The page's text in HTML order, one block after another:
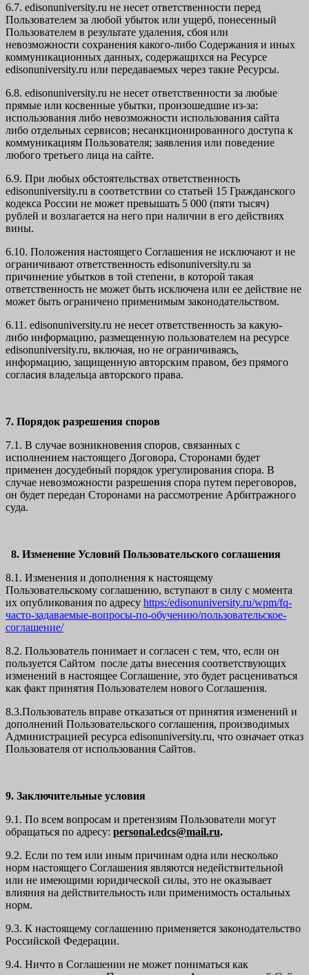
6.7. edisonuniversity.ru не несет ответственности перед
Пользователем за любой убыток или ущерб, понесенный
Пользователем в результате удаления, сбоя или
невозможности сохранения какого-либо Содержания и иных
коммуникационных данных, содержащихся на Ресурсе
edisonuniversity.ru или передаваемых через такие Ресурсы.
6.8. edisonuniversity.ru не несет ответственности за любые
прямые или косвенные убытки, произошедшие из-за:
использования либо невозможности использования сайта
либо отдельных сервисов; несанкционированного доступа к
коммуникациям Пользователя; заявления или поведение
любого третьего лица на сайте.
6.9. При любых обстоятельствах ответственность
edisonuniversity.ru в соответствии со статьей 15 Гражданского
кодекса России не может превышать 5 000 (пяти тысяч)
рублей и возлагается на него при наличии в его действиях
вины.
6.10. Положения настоящего Соглашения не исключают и не
ограничивают ответственность edisonuniversity.ru за
причинение убытков в той степени, в которой такая
ответственность не может быть исключена или ее действие не
может быть ограничено применимым законодательством.
6.11. edisonuniversity.ru не несет ответственность за какую-
либо информацию, размещенную пользователем на ресурсе
edisonuniversity.ru, включая, но не ограничиваясь,
информацию, защищенную авторским правом, без прямого
согласия владельца авторского права.
7. Порядок разрешения споров
7.1. В случае возникновения споров, связанных с
исполнением настоящего Договора, Сторонами будет
применен досудебный порядок урегулирования спора. В
случае невозможности разрешения спора путем переговоров,
он будет передан Сторонами на рассмотрение Арбитражного
суда.
8. Изменение Условий Пользовательского соглашения
8.1. Изменения и дополнения к настоящему
Пользовательскому соглашению, вступают в силу с момента
их опубликования по адресу https:/edisonuniversity.ru/wpm/fq-
часто-задаваемые-вопросы-по-обучению/пользовательское-
соглашение/
8.2. Пользователь понимает и согласен с тем, что, если он
пользуется Сайтом после даты внесения соответствующих
изменений в настоящее Соглашение, это будет расцениваться
как факт принятия Пользователем нового Соглашения.
8.3.Пользователь вправе отказаться от принятия изменений и
дополнений Пользовательского соглашения, производимых
Администрацией ресурса edisonuniversity.ru, что означает отказ
Пользователя от использования Сайтов.
9. Заключительные условия
9.1. По всем вопросам и претензиям Пользователи могут
обращаться по адресу: personal.edcs@mail.ru.
9.2. Если по тем или иным причинам одна или несколько
норм настоящего Соглашения являются недействительной
или не имеющими юридической силы, это не оказывает
влияния на действительность или применимость остальных
норм.
9.3. К настоящему соглашению применяется законодательство
Российской Федерации.
9.4. Ничто в Соглашении не может пониматься как